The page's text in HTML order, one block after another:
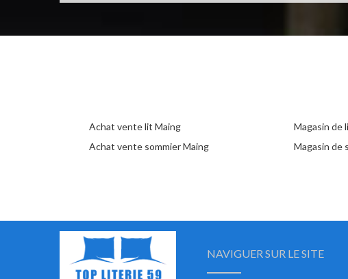
Achat vente lit Maing
Achat vente sommier Maing
Magasin de
Magasin de
NAVIGUER SUR LE SITE